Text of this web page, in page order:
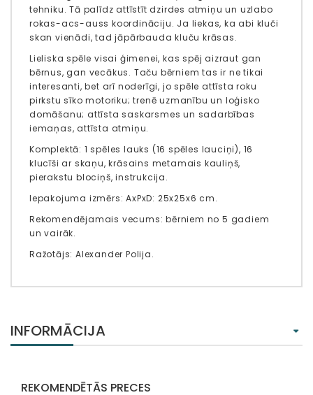
tehniku. Tā palīdz attīstīt dzirdes atmiņu un uzlabo
rokas-acs-auss koordināciju. Ja liekas, ka abi kluči
skan vienādi, tad jāpārbauda kluču krāsas.
Lieliska spēle visai ģimenei, kas spēj aizraut gan
bērnus, gan vecākus. Taču bērniem tas ir ne tikai
interesanti, bet arī noderīgi, jo spēle attīsta roku
pirkstu sīko motoriku; trenē uzmanību un loģisko
domāšanu; attīsta saskarsmes un sadarbības
iemaņas, attīsta atmiņu.
Komplektā: 1 spēles lauks (16 spēles lauciņi), 16
klucīši ar skaņu, krāsains metamais kauliņš,
pierakstu blociņš, instrukcija.
Iepakojuma izmērs: AxPxD: 25x25x6 cm.
Rekomendējamais vecums: bērniem no 5 gadiem
un vairāk.
Ražotājs: Alexander Polija.
INFORMĀCIJA
REKOMENDĒTĀS PRECES